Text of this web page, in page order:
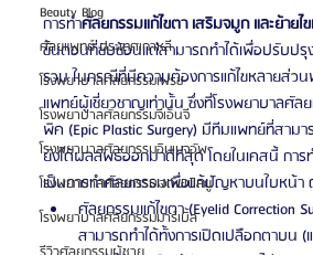
Beauty Blog
ศัลยแพทย์ ประเทศเกาหลี
โรงพยาบาลศัลยกรรมเฟรช
โรงพยาบาลศัลยกรรมจีเอ็นจี
โรงพยาบาลศัลยกรรมอิมเมจอัพ
โรงพยาบาลศัลยกรรมเจดับเบิลยู
โรงพยาบาลศัลยกรรมมาร์เบิ้ล
การทำศัลยกรรมแก้ไขตา เสริมจมูก และย้ายไ
ขั้นตอนที่ซับซ้อนแต่สามารถทำได้เพื่อปรับปรุ
รวม ในกรณีที่มีความต้องการแก้ไขหลายส่ว
แพทย์ผู้เชี่ยวชาญเท่านั้น ซึ่งที่โรงพยาบาลศัล
พิค (Epic Plastic Surgery) มีทีมแพทย์ที่สาม
ยังได้ผลลัพธ์ออกมาดีที่สุด โดยในเคสนี้ การ
เป็นการทำศัลยกรรมเพื่อแก้ปัญหาบนใบหน้า
ศัลยกรรมแก้ไขตา (Eyelid Correction
สามารถทำได้ทั้งการเปิดเปลือกตาบน